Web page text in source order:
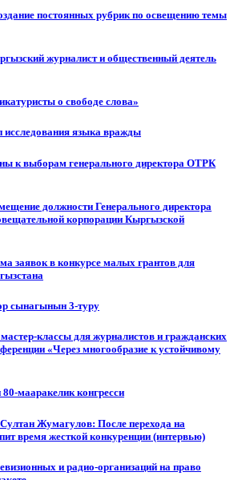
постоянных рубрик по освещению темы
журналист и общественный деятель
о свободе слова»
исследования языка вражды
к выборам генерального директора ОТРК
должности Генерального директора
корпорации Кыргызской
заявок в конкурсе малых грантов для
сынагынын 3-туру
классы для журналистов и гражданских
«Через многообразие к устойчивому
мааракелик конгресси
Жумагулов: После перехода на
время жесткой конкуренции (интервью)
и радио-организаций на право